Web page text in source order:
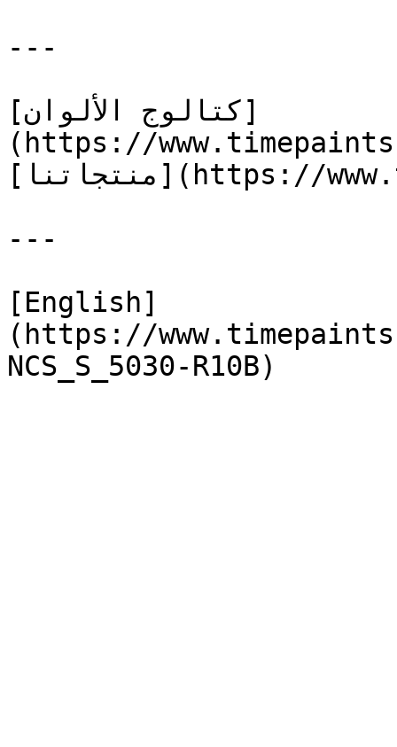
---
[كتالوج الألوان]
(https://
[منتجاتنا](https://www.timepaints.com/ar/products)
---
[English]
(https://
NCS_S_5030-R10B)